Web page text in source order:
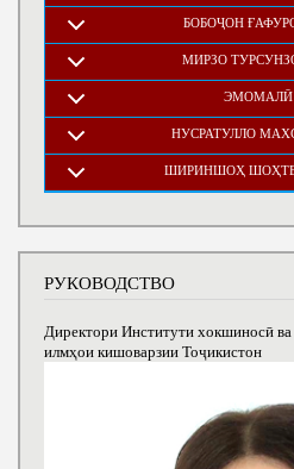
БОБОҶОН
МИРЗО
НУСРАТУЛЛО
ШИРИНШОҲ
РУКОВОДСТВО
Директори Институти хокшиносӣ
илмҳои кишоварзии Тоҷикистон